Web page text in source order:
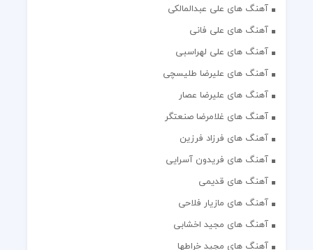
آهنگ های علی عبدالمالکی
آهنگ های علی فانی
آهنگ های علی لهراسبی
آهنگ های علیرضا طلیسچی
آهنگ های علیرضا عصار
آهنگ های غلامرضا صنعتگر
آهنگ های فرزاد فرزین
آهنگ های فریدون آسرایی
آهنگ های قدیمی
آهنگ های مازیار فلاحی
آهنگ های مجید اخشابی
آهنگ های مجید خراطها